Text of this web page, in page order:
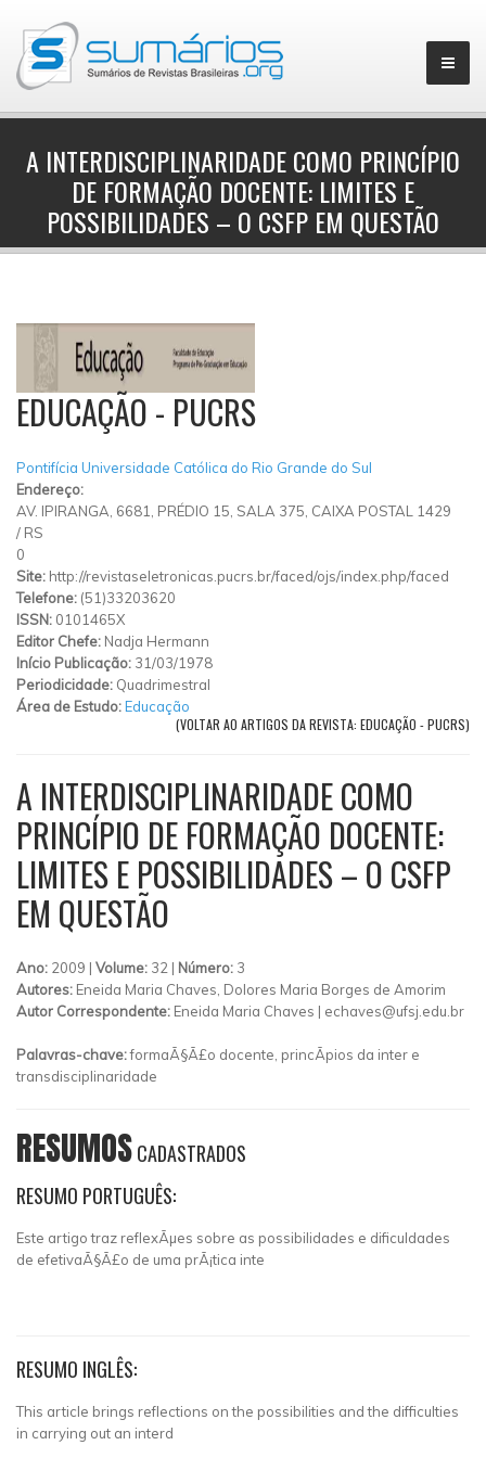
A INTERDISCIPLINARIDADE COMO PRINCÍPIO
DE FORMAÇÃO DOCENTE: LIMITES E
POSSIBILIDADES – O CSFP EM QUESTÃO
EDUCAÇÃO - PUCRS
Pontifícia Universidade Católica do Rio Grande do Sul
Endereço:
AV. IPIRANGA, 6681, PRÉDIO 15, SALA 375, CAIXA POSTAL 1429
/ RS
0
Site: http://revistaseletronicas.pucrs.br/faced/ojs/index.php/faced
Telefone: (51)33203620
ISSN: 0101465X
Editor Chefe: Nadja Hermann
Início Publicação: 31/03/1978
Periodicidade: Quadrimestral
Área de Estudo:Educação
(VOLTAR AO ARTIGOS DA REVISTA: EDUCAÇÃO - PUCRS)
A INTERDISCIPLINARIDADE COMO
PRINCÍPIO DE FORMAÇÃO DOCENTE:
LIMITES E POSSIBILIDADES – O CSFP
EM QUESTÃO
Ano: 2009 | Volume: 32 | Número: 3
Autores: Eneida Maria Chaves, Dolores Maria Borges de Amorim
Autor Correspondente: Eneida Maria Chaves | echaves@ufsj.edu.br
Palavras-chave:formaÃ§Ã£o docente, princÃ­pios da inter e
transdisciplinaridade
RESUMOSCADASTRADOS
RESUMO PORTUGUÊS:
Este artigo traz reflexÃµes sobre as possibilidades e dificuldades
de efetivaÃ§Ã£o de uma prÃ¡tica inte
RESUMO INGLÊS:
This article brings reflections on the possibilities and the difficulties
in carrying out an interd